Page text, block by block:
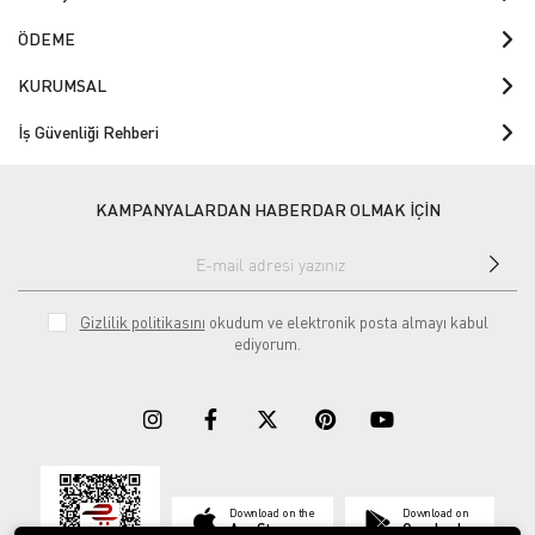
ÖDEME
KURUMSAL
İş Güvenliği Rehberi
KAMPANYALARDAN HABERDAR OLMAK İÇİN
Gizlilik politikasını okudum ve elektronik posta almayı kabul
ediyorum.
Download on the
App Store
Download on
Google play